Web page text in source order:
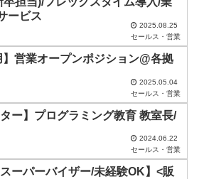
ービス
2025.08.25
セールス・営業
営業オープンポジション@各拠
2025.05.04
セールス・営業
ー】プログラミング教育 教室長/
2024.06.22
セールス・営業
ーパーバイザー/未経験OK】<販